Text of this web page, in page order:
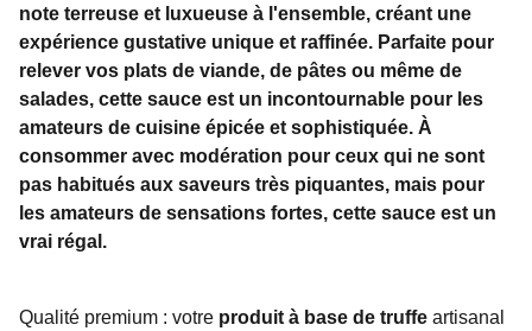
note terreuse et luxueuse à l'ensemble, créant une
expérience gustative unique et raffinée. Parfaite pour
relever vos plats de viande, de pâtes ou même de
salades, cette sauce est un incontournable pour les
amateurs de cuisine épicée et sophistiquée. À
consommer avec modération pour ceux qui ne sont
pas habitués aux saveurs très piquantes, mais pour
les amateurs de sensations fortes, cette sauce est un
vrai régal.
Qualité premium : votre produit à base de truffe artisanal